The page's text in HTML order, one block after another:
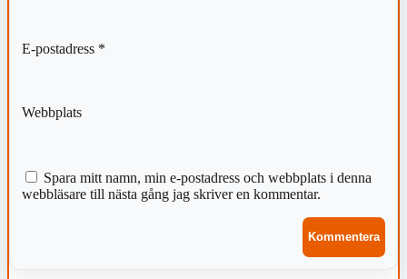
E-postadress *
Webbplats
Spara mitt namn, min e-postadress och webbplats i denna
webbläsare till nästa gång jag skriver en kommentar.